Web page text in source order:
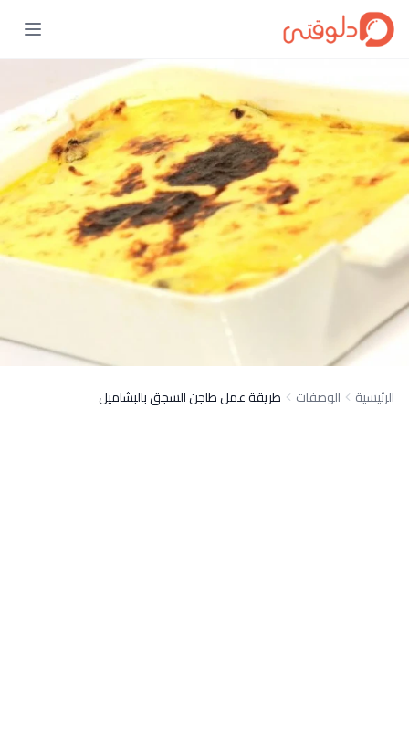
الرئيسية الوصفات طريقة عمل طاجن السجق بالبشاميل